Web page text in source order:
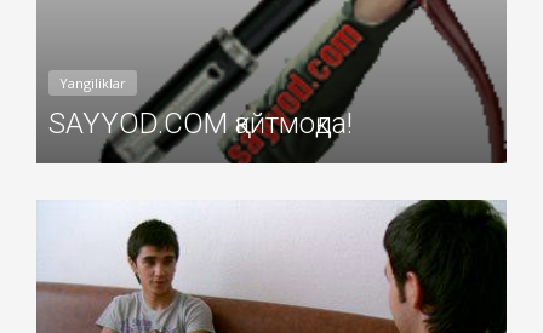
Yangiliklar
SAYYOD.COM қайтмоқда!